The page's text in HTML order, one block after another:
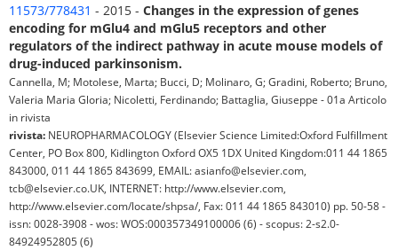
11573/778431 - 2015 - Changes in the expression of genes
encoding for mGlu4 and mGlu5 receptors and other
regulators of the indirect pathway in acute mouse models of
drug-induced parkinsonism.
Cannella, M; Motolese, Marta; Bucci, D; Molinaro, G; Gradini, Roberto; Bruno,
Valeria Maria Gloria; Nicoletti, Ferdinando; Battaglia, Giuseppe - 01a Articolo
in rivista
rivista: NEUROPHARMACOLOGY (Elsevier Science Limited:Oxford Fulfillment
Center, PO Box 800, Kidlington Oxford OX5 1DX United Kingdom:011 44 1865
843000, 011 44 1865 843699, EMAIL: asianfo@elsevier.com,
tcb@elsevier.co.UK, INTERNET: http://www.elsevier.com,
http://www.elsevier.com/locate/shpsa/, Fax: 011 44 1865 843010) pp. 50-58 -
issn: 0028-3908 - wos: WOS:000357349100006 (6) - scopus: 2-s2.0-
84924952805 (6)